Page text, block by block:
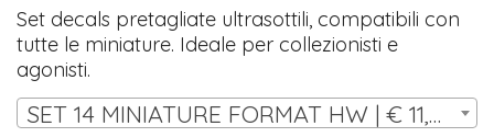
Set decals pretagliate ultrasottili, compatibili con
tutte le miniature. Ideale per collezionisti e
agonisti.
SET 14 MINIATURE FORMAT HW | € 11,00